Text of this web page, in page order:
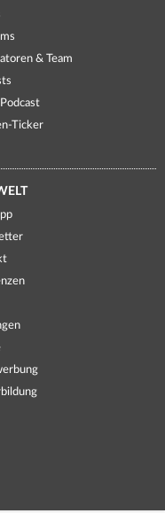
& Team
Ticker